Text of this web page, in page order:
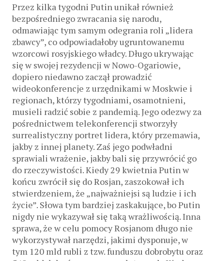
Przez kilka tygodni Putin unikał również
bezpośredniego zwracania się narodu,
odmawiając tym samym odegrania roli „lidera
zbawcy”, co odpowiadałoby ugruntowanemu
wzorcowi rosyjskiego władcy. Długo ukrywając
się w swojej rezydencji w Nowo-Ogariowie,
dopiero niedawno zaczął prowadzić
wideokonferencje z urzędnikami w Moskwie i
regionach, którzy tygodniami, osamotnieni,
musieli radzić sobie z pandemią. Jego odezwy za
pośrednictwem telekonferencji stworzyły
surrealistyczny portret lidera, który przemawia,
jakby z innej planety. Zaś jego podwładni
sprawiali wrażenie, jakby bali się przywrócić go
do rzeczywistości. Kiedy 29 kwietnia Putin w
końcu zwrócił się do Rosjan, zaszokował ich
stwierdzeniem, że „najważniejsi są ludzie i ich
życie”. Słowa tym bardziej zaskakujące, bo Putin
nigdy nie wykazywał się taką wrażliwością. Inna
sprawa, że w celu pomocy Rosjanom długo nie
wykorzystywał narzędzi, jakimi dysponuje, w
tym 120 mld rubli z tzw. funduszu dobrobytu oraz